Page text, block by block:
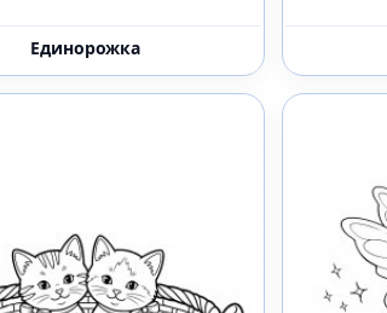
Единорожка